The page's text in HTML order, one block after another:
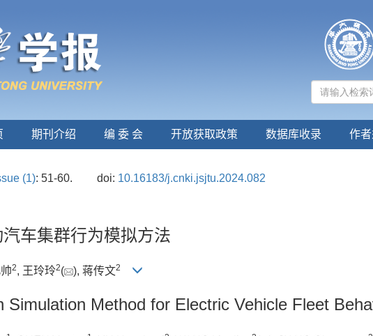
期刊介绍 编 委 会 开放获取政策 数据库收录 作
(1): 51-60. doi: 10.16183/j.cnki.jsjtu.2024.082
车集群行为模拟方法
2, 王玲玲2( ), 蒋传文2
Simulation Method for Electric Vehicle Fleet